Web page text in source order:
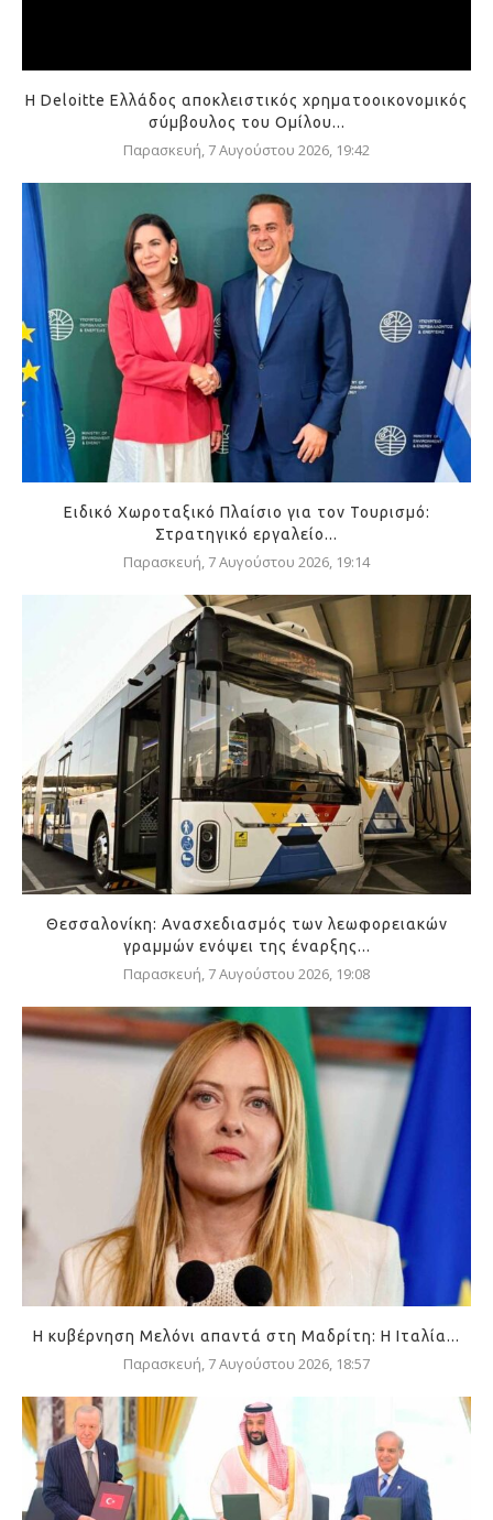
Η Deloitte Ελλάδος αποκλειστικός χρηματοοικονομικός
σύμβουλος του Ομίλου...
Παρασκευή, 7 Αυγούστου 2026, 19:42
Ειδικό Χωροταξικό Πλαίσιο για τον Τουρισμό:
Στρατηγικό εργαλείο...
Παρασκευή, 7 Αυγούστου 2026, 19:14
Θεσσαλονίκη: Ανασχεδιασμός των λεωφορειακών
γραμμών ενόψει της έναρξης...
Παρασκευή, 7 Αυγούστου 2026, 19:08
Η κυβέρνηση Μελόνι απαντά στη Μαδρίτη: Η Ιταλία...
Παρασκευή, 7 Αυγούστου 2026, 18:57